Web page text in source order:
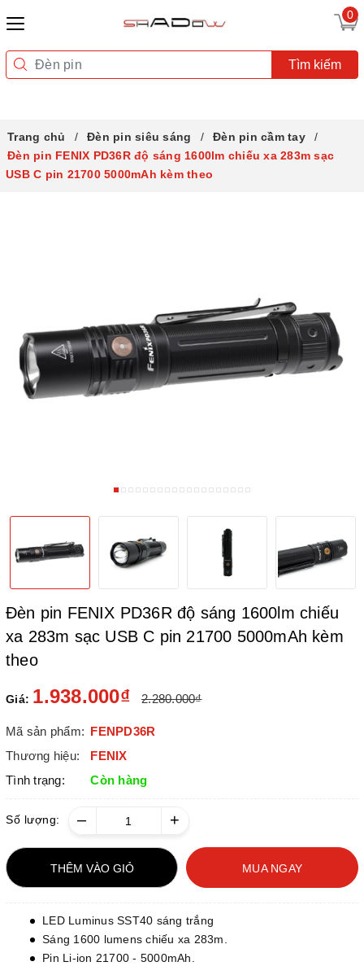
0
Tìm kiếm
Trang chủ Đèn pin siêu sáng
Đèn pin cầm tay
Đèn pin FENIX PD36R độ sáng 1600lm chiếu xa 283m sạc
USB C pin 21700 5000mAh kèm theo
Đèn pin FENIX PD36R độ sáng 1600lm chiếu
xa 283m sạc USB C pin 21700 5000mAh kèm
theo
Giá: 1.938.000₫ 2.280.000₫
Mã sản phẩm: FENPD36R
Thương hiệu:
FENIX
Tình trạng:
Còn hàng
Số lượng: – +
THÊM VÀO GIỎ MUA NGAY
LED Luminus SST40 sáng trắng
Sáng 1600 lumens chiếu xa 283m.
Pin Li-ion 21700 - 5000mAh.